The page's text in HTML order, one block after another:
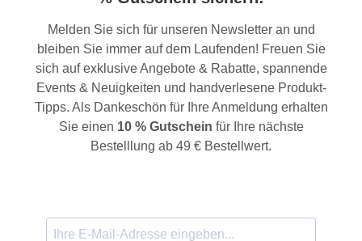
Melden Sie sich für unseren Newsletter an und
bleiben Sie immer auf dem Laufenden! Freuen Sie
sich auf exklusive Angebote & Rabatte, spannende
Events & Neuigkeiten und handverlesene Produkt-
Tipps. Als Dankeschön für Ihre Anmeldung erhalten
Sie einen 10 % Gutschein für Ihre nächste
Bestelllung ab 49 € Bestellwert.